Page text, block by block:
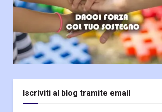
Iscriviti al blog tramite email